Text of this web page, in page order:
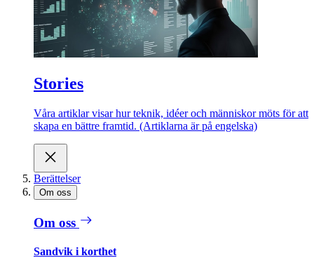
Stories
Våra artiklar visar hur teknik, idéer och människor möts för att
skapa en bättre framtid. (Artiklarna är på engelska)
Berättelser
Om oss
Om oss
Sandvik i korthet